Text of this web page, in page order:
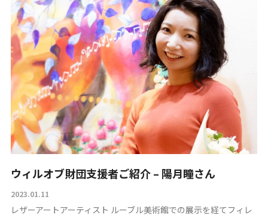
ウィルオブ財団支援者ご紹介 – 陽月瞳さん
2023.01.11
レザーアートアーティスト ルーブル美術館での展示を経てフィレ